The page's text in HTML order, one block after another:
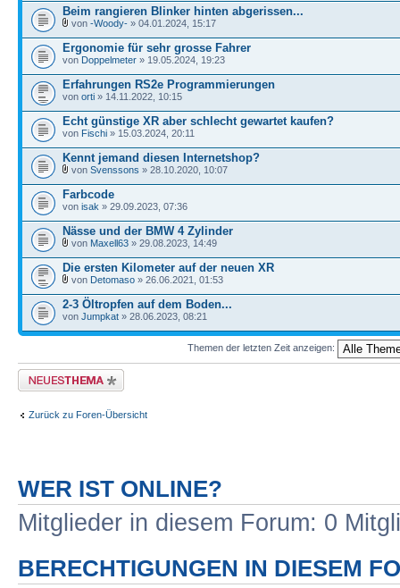
Beim rangieren Blinker hinten abgerissen...
von -Woody- » 04.01.2024, 15:17
Ergonomie für sehr grosse Fahrer
von Doppelmeter » 19.05.2024, 19:23
Erfahrungen RS2e Programmierungen
von orti » 14.11.2022, 10:15
Echt günstige XR aber schlecht gewartet kaufen?
von Fischi » 15.03.2024, 20:11
Kennt jemand diesen Internetshop?
von Svenssons » 28.10.2020, 10:07
Farbcode
von isak » 29.09.2023, 07:36
Nässe und der BMW 4 Zylinder
von Maxell63 » 29.08.2023, 14:49
Die ersten Kilometer auf der neuen XR
von Detomaso » 26.06.2021, 01:53
2-3 Öltropfen auf dem Boden...
von Jumpkat » 28.06.2023, 08:21
Themen der letzten Zeit anzeigen:
Neues Thema erstellen
Zurück zu Foren-Übersicht
WER IST ONLINE?
Mitglieder in diesem Forum: 0
BERECHTIGUNGEN IN DIESEM